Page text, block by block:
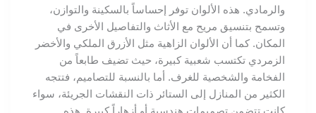
والرمادي. هذه الألوان توفر إحساساً بالسكينة والتوازن،
وتسمح بتنسيق مريح مع الأثاث والتفاصيل الأخرى في
المكان. كما أن الألوان الزاهية مثل الأزرق الملكي والأخضر
الزمردي تكتسب شعبية كبيرة، حيث تضيف طابعاً من
الفخامة والشخصية للغرف. أما بالنسبة للتصاميم، فتتجه
الكثير من المنازل إلى الستائر ذات النقشات الجريئة، سواء